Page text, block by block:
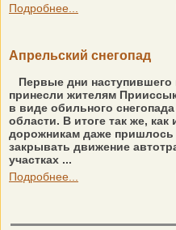
Подробнее...
Апрельский снегопад
Первые дни
принесли жителям
в виде обильного
области. В итоге так же,
дорожникам даже
закрывать движение
участках ...
Подробнее...